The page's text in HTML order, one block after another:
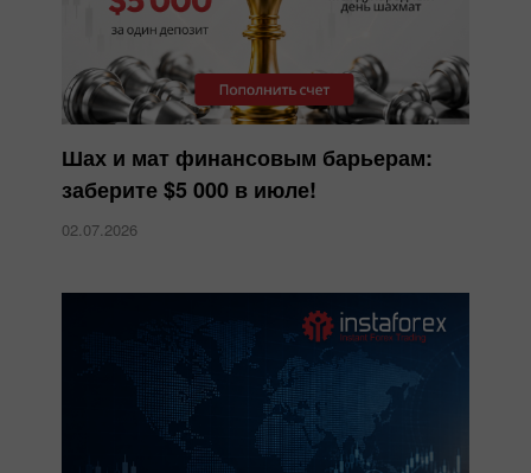
Шах и мат финансовым барьерам:
заберите $5 000 в июле!
02.07.2026